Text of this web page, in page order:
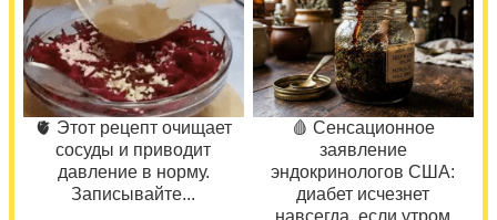
🫀 Этот рецепт очищает
сосуды и приводит
давление в норму.
Записывайте...
🩸 Сенсационное
заявление
эндокринологов США:
диабет исчезнет